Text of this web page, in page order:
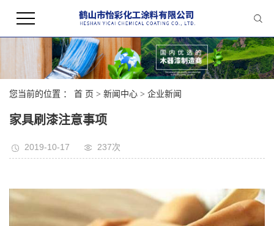
您当前的位置 ： 首 页 > 新闻中心 > 企业新闻
家具刷漆注意事项
2019-10-17 237次